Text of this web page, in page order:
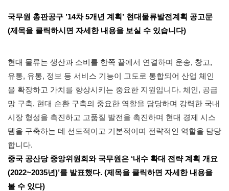
국무원 총판공구 ’14차 5개년 계획’ 현대물류발전계획 공고문
(제목을 클릭하시면 자세한 내용을 보실 수 있습니다)
현대 물류는 생산과 소비를 한쪽 끝에서 연결하며 운송, 창고,
유통, 유통, 정보 등 서비스 기능이 고도로 통합되어 산업 체인
을 확장하고 가치를 향상시키는 중요한 지원입니다. 체인, 공급
망 구축, 현대 순환 구축의 중요한 역할을 담당하며 강력한 국내
시장 형성을 촉진하고 고품질 발전을 촉진하며 현대 경제 시스
템을 구축하는 데 선도적이고 기본적이며 전략적인 역할을 담당
합니다.
중국 공산당 중앙위원회와 국무원은 ‘내수 확대 전략 계획 개요
(2022~2035년)’를 발표했다. (제목을 클릭하면 자세한 내용을
볼 수 있다)